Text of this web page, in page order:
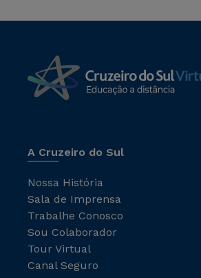
A Cruzeiro do Sul
Nossa História
Sala de Imprensa
Trabalhe Conosco
Sou Colaborador
Tour Virtual
Canal Seguro